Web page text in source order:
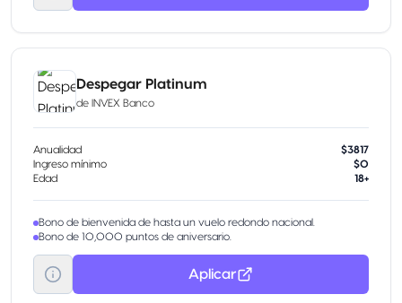
Despegar Platinum
de INVEX Banco
Anualidad
$3817
Ingreso mínimo
$0
Edad
18+
Bono de bienvenida de hasta un vuelo redondo nacional.
Bono de 10,000 puntos de aniversario.
Aplicar